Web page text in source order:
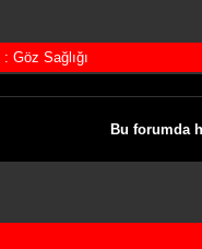
: Göz Sağlığı
Bu forumda